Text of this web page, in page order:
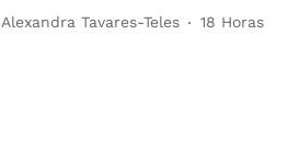
Alexandra Tavares-Teles 18 Horas